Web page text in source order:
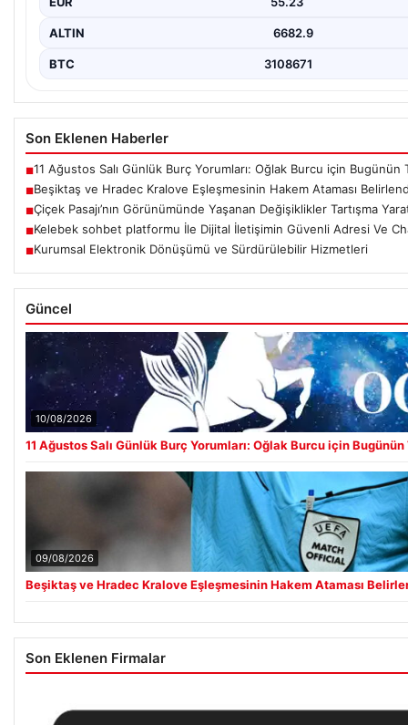
ALTIN 6682.9
BTC 3108671
Son Eklenen Haberler
■11 Ağustos Salı Günlük Burç Yorumları: Oğlak Burcu için
■Beşiktaş ve Hradec Kralove Eşleşmesinin Hakem Ataması
■Çiçek Pasajı’nın Görünümünde Yaşanan Değişiklikler Tartışma
■Kelebek sohbet platformu İle Dijital İletişimin Güvenli Adresi Ve
■Kurumsal Elektronik Dönüşümü ve Sürdürülebilir Hizmetleri
Güncel
10/08/2026
11 Ağustos Salı Günlük Burç Yorumları: Oğlak Burcu için
09/08/2026
Beşiktaş ve Hradec Kralove Eşleşmesinin Hakem Ataması
Son Eklenen Firmalar